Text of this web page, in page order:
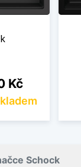
Kč
Schock